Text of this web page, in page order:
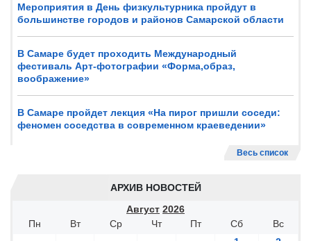
Мероприятия в День физкультурника пройдут в
большинстве городов и районов Самарской области
В Самаре будет проходить Международный
фестиваль Арт-фотографии «Форма,образ,
воображение»
В Самаре пройдет лекция «На пирог пришли соседи:
феномен соседства в современном краеведении»
Весь список
АРХИВ НОВОСТЕЙ
Август 2026
Пн
Вт Ср Чт Пт Сб
Вс